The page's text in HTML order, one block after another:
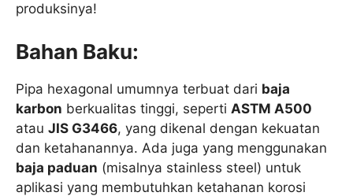
produksinya!
Bahan Baku:
Pipa hexagonal umumnya terbuat dari baja
karbon berkualitas tinggi, seperti ASTM A500
atau JIS G3466, yang dikenal dengan kekuatan
dan ketahanannya. Ada juga yang menggunakan
baja paduan (misalnya stainless steel) untuk
aplikasi yang membutuhkan ketahanan korosi